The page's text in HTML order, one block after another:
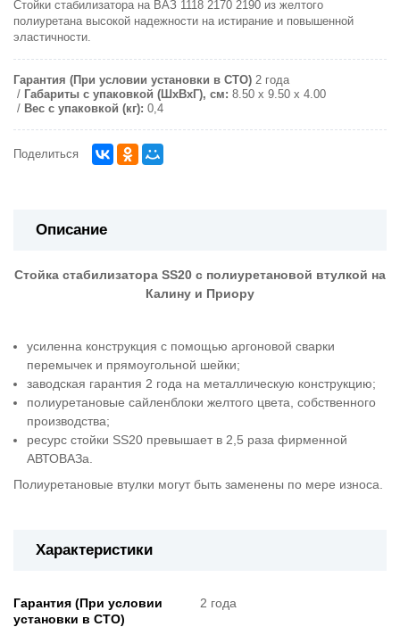
Стойки стабилизатора на ВАЗ 1118 2170 2190 из желтого
полиуретана высокой надежности на истирание и повышенной
эластичности.
Гарантия (При условии установки в СТО) 2 года
Габариты с упаковкой (ШxВxГ), см: 8.50 x 9.50 x 4.00
Вес с упаковкой (кг): 0,4
Поделиться
Описание
Стойка стабилизатора SS20 с полиуретановой втулкой на
Калину и Приору
усиленна конструкция с помощью аргоновой сварки
перемычек и прямоугольной шейки;
заводская гарантия 2 года на металлическую конструкцию;
полиуретановые сайленблоки желтого цвета, собственного
производства;
ресурс стойки SS20 превышает в 2,5 раза фирменной
АВТОВАЗа.
Полиуретановые втулки могут быть заменены по мере износа.
Характеристики
Гарантия (При условии
установки в СТО)
2 года